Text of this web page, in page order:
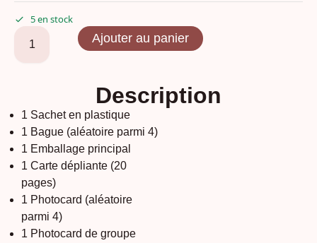
5 en stock
Ajouter au panier
Description
1 Sachet en plastique
1 Bague (aléatoire parmi 4)
1 Emballage principal
1 Carte dépliante (20
pages)
1 Photocard (aléatoire
parmi 4)
1 Photocard de groupe